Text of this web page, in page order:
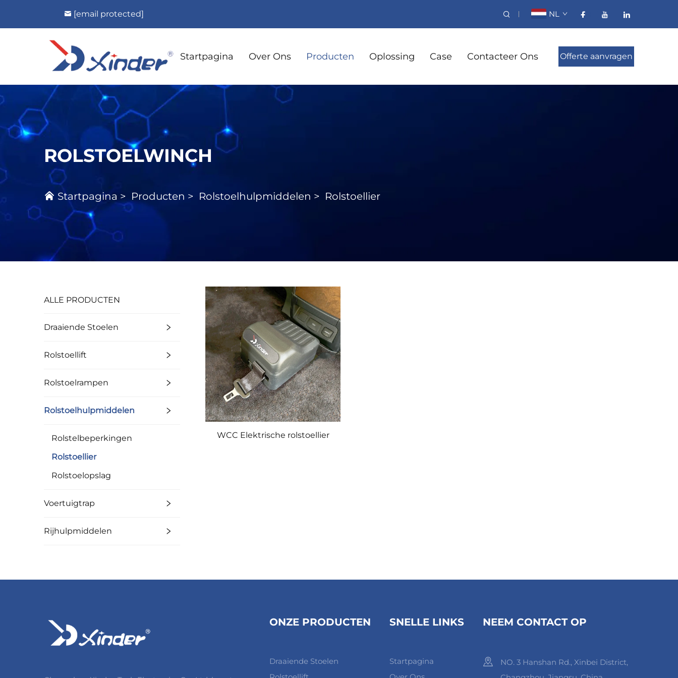
[email protected] NL
Startpagina Over Ons Producten Oplossing Case Contacteer Ons Offerte aanvragen
ROLSTOELWINCH
Startpagina > Producten > Rolstoelhulpmiddelen > Rolstoellier
ALLE PRODUCTEN
Draaiende Stoelen
Rolstoellift
Rolstoelrampen
Rolstoelhulpmiddelen
Rolstelbeperkingen
Rolstoellier
Rolstoelopslag
Voertuigtrap
Rijhulpmiddelen
WCC Elektrische rolstoellier
ONZE PRODUCTEN
Draaiende Stoelen
SNELLE LINKS
Startpagina
NEEM CONTACT OP
NO. 3 Hanshan Rd., Xinbei District,